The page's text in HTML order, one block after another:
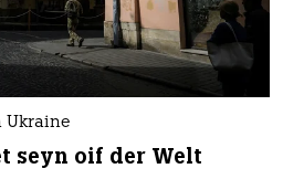
Ukraine
seyn oif der Welt